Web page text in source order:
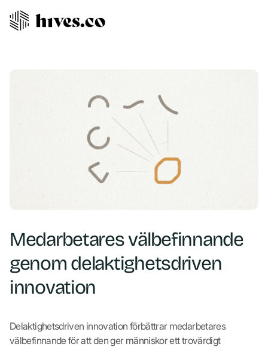
Medarbetares välbefinnande
genom delaktighetsdriven
innovation
Delaktighetsdriven innovation förbättrar medarbetares
välbefinnande för att den ger människor ett trovärdigt